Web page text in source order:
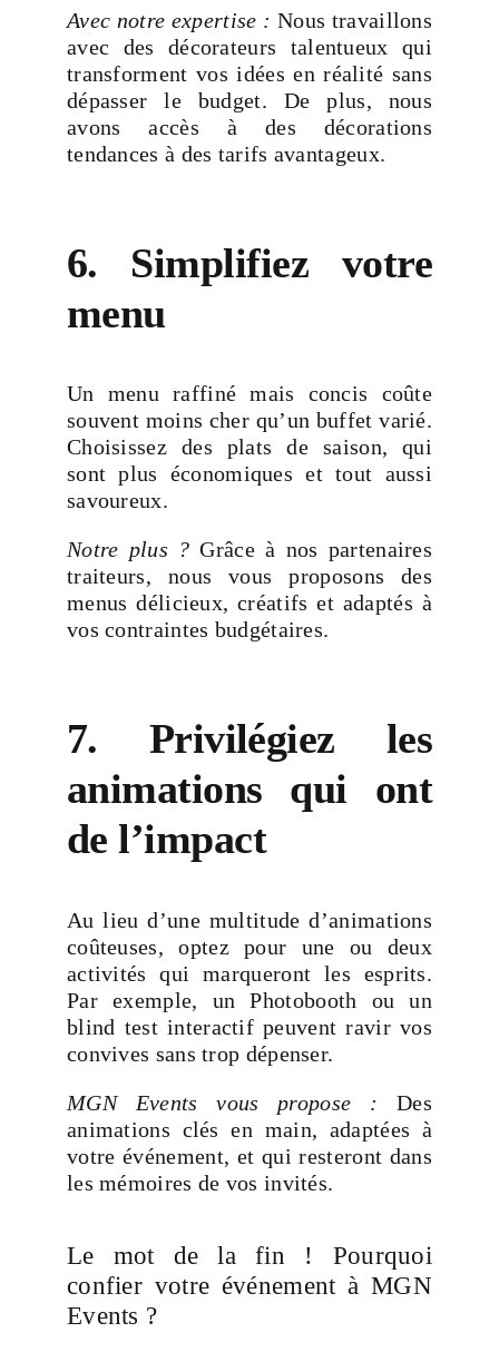
Avec notre expertise : Nous travaillons
avec des décorateurs talentueux qui
transforment vos idées en réalité sans
dépasser le budget. De plus, nous
avons accès à des décorations
tendances à des tarifs avantageux.
6. Simplifiez votre
menu
Un menu raffiné mais concis coûte
souvent moins cher qu’un buffet varié.
Choisissez des plats de saison, qui
sont plus économiques et tout aussi
savoureux.
Notre plus ? Grâce à nos partenaires
traiteurs, nous vous proposons des
menus délicieux, créatifs et adaptés à
vos contraintes budgétaires.
7. Privilégiez les
animations qui ont
de l’impact
Au lieu d’une multitude d’animations
coûteuses, optez pour une ou deux
activités qui marqueront les esprits.
Par exemple, un Photobooth ou un
blind test interactif peuvent ravir vos
convives sans trop dépenser.
MGN Events vous propose :
Des
animations clés en main, adaptées à
votre événement, et qui resteront dans
les mémoires de vos invités.
Le mot de la fin ! Pourquoi
confier votre événement à MGN
Events ?